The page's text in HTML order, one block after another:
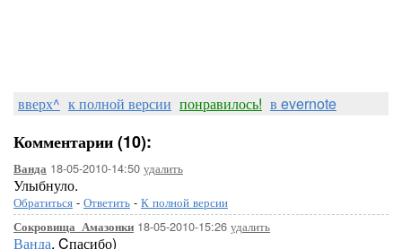
вверх^ к полной версии понравилось! в evernote
Комментарии (10):
Ванда 18-05-2010-14:50 удалить
Улыбнуло.
Обратиться - Ответить - К полной версии
Сокровища_Амазонки 18-05-2010-15:26 удалить
Ванда, Cпасибо)